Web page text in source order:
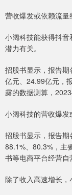
营收爆发或依赖流
小阔科技能获得抖
潜力有关。
招股书显示，报告
亿元、24.99亿元，
露的数据测算，
小阔科技的营收爆发
招股书显示，报告期
88.1%、80.3%，主
书等电商平台经营自
除了收入高速增长，